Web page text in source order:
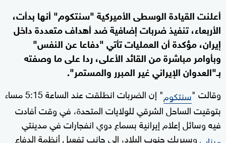
أعلنت القيادة الوسطى الأميركية "سنتكوم" أنها بدأت،
الأربعاء، تنفيذ ضربات إضافية ضد أهداف متعددة داخل
إيران، مؤكدة أن العمليات تأتي "دفاعا عن النفس"
وبأوامر مباشرة من القائد الأعلى، ردا على ما وصفته
بـ"العدوان الإيراني غير المبرر والمستمر".
وقالت "سنتكوم
" إن الضربات انطلقت عند الساعة 5:15 مساء
بتوقيت الساحل الشرقي للولايات المتحدة، في وقت أفادت
فيه وسائل إعلام إيرانية بسماع دوي انفجارات في مدينتي
وسيريك جنوب البلاد، إلى جانب تفعيل أنظمة الدفاع